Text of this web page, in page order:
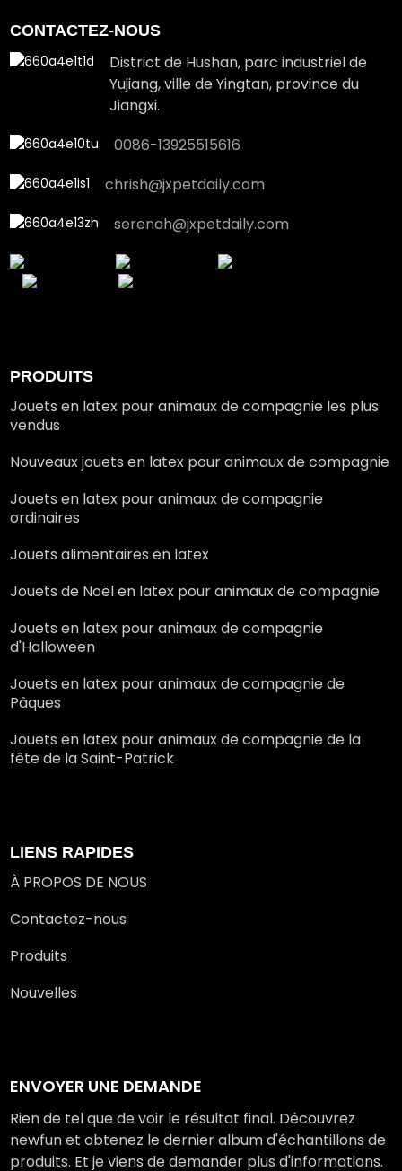
CONTACTEZ-NOUS
District de Hushan, parc industriel de
Yujiang, ville de Yingtan, province du
Jiangxi.
0086-13925515616
chrish@jxpetdaily.com
serenah@jxpetdaily.com
PRODUITS
Jouets en latex pour animaux de compagnie les plus
vendus
Nouveaux jouets en latex pour animaux de compagnie
Jouets en latex pour animaux de compagnie
ordinaires
Jouets alimentaires en latex
Jouets de Noël en latex pour animaux de compagnie
Jouets en latex pour animaux de compagnie
d'Halloween
Jouets en latex pour animaux de compagnie de
Pâques
Jouets en latex pour animaux de compagnie de la
fête de la Saint-Patrick
LIENS RAPIDES
À PROPOS DE NOUS
Contactez-nous
Produits
Nouvelles
ENVOYER UNE DEMANDE
Rien de tel que de voir le résultat final. Découvrez
newfun et obtenez le dernier album d'échantillons de
produits. Et je viens de demander plus d'informations.